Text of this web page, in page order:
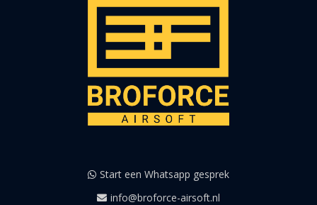
Start een Whatsapp gesprek
info@broforce-airsoft.nl